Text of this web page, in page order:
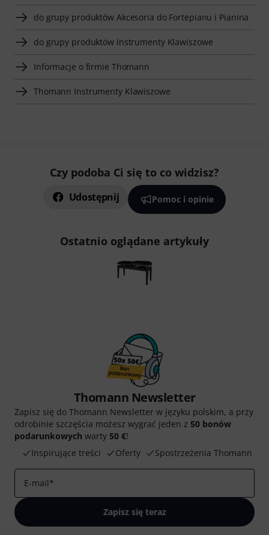
do grupy produktów Akcesoria do Fortepianu i Pianina
do grupy produktów Instrumenty Klawiszowe
Informacje o firmie Thomann
Thomann Instrumenty Klawiszowe
Czy podoba Ci się to co widzisz?
Udostępnij Pomoc i opinie
Ostatnio oglądane artykuły
Thomann Newsletter
Zapisz się do Thomann Newsletter w języku polskim, a przy
odrobinie szczęścia możesz wygrać jeden z 50 bonów
podarunkowych warty 50 €!
Inspirujące treści
Oferty Spostrzeżenia Thomann
E-mail*
Zapisz się teraz